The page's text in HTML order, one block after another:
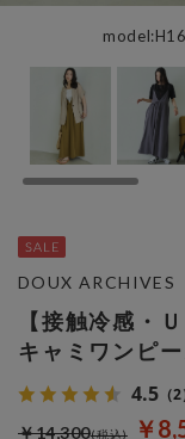
【接触冷感・
キャミワンピー
4.5 （2
￥
￥14,300
DOUX ARCHIVES